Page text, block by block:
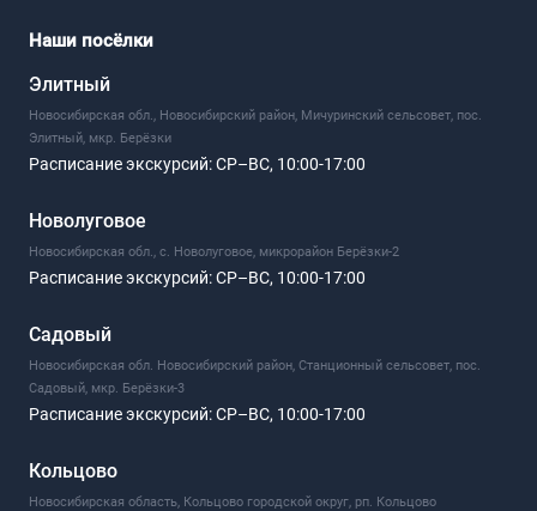
Наши посёлки
Элитный
Новосибирская обл., Новосибирский район, Мичуринский сельсовет, пос.
Элитный, мкр. Берёзки
Расписание экскурсий:СР–ВС, 10:00-17:00
Новолуговое
Новосибирская обл., с. Новолуговое, микрорайон Берёзки-2
Расписание экскурсий:СР–ВС, 10:00-17:00
Садовый
Новосибирская обл. Новосибирский район, Станционный сельсовет, пос.
Садовый, мкр. Берёзки-3
Расписание экскурсий:СР–ВС, 10:00-17:00
Кольцово
Новосибирская область, Кольцово городской округ, рп. Кольцово